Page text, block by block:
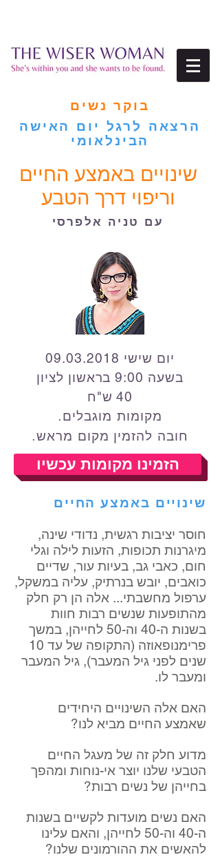
בוקר נשים
הרצאה לרגל יום האישה
הבינלאומי
שינויים באמצע החיים
וריפוי דרך הטבע
עם טניה אלפרסי
יום שישי 09.03.2018
בשעה 9:00 בראשון לציון
40 ש"ח
מקומות מוגבלים.
חובה להזמין מקום מראש.
הזמינו מקומות עכשיו
שינויים באמצע החיים
חוסר יציבות רגשית, נדודי שינה,
מיגרנות תכופות, הזעות לילה וגלי
חום, כאבי גב, בעיות עור, שדיים
כואבים, יובש בנרתיק, עליה במשקל,
ערפול מחשבתי... אלה הן רק חלק
מהתופעות שנשים רבות חוות
בשנות ה-40 וה-50 לחייהן, במשך
פרימנופאוזה (התקופה של עד 10
שנים לפני גיל המעבר), גיל המעבר
ומעבר לו.
האם אלה השינויים היחידים
שאמצע החיים מביא לנו?
מדוע חלק זה של מעגל החיים
הטבעי שלנו יוצר אי-נוחות ומהפך
בחייהן של נשים רבות?
האם נשים מועדות לקשיים בשנות
ה-40 וה-50 לחייהן, והאם עלינו
להאשים את ההורמונים שלנו?